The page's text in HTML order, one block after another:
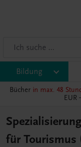
Bildung
Bücher in max. 48
EUR
für Tourismus